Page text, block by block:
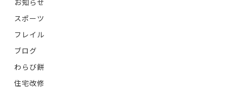
スポーツ
フレイル
ブログ
わらび餅
住宅改修